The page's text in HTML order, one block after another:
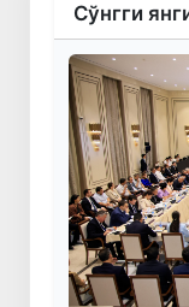
Сўнгги